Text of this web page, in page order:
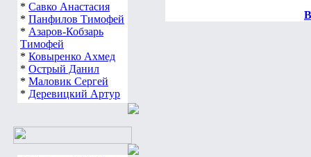
* Савко Анастасия
* Панфилов Тимофей
* Азаров-Кобзарь
Тимофей
* Ковыренко Ахмед
* Острый Данил
* Маловик Сергей
* Деревицкий Артур